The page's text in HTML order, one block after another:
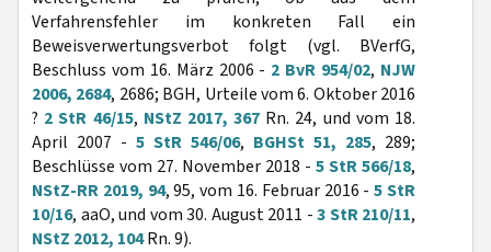
Verfahrensfehler im konkreten Fall ein
Beweisverwertungsverbot folgt (vgl. BVerfG,
Beschluss vom 16. März 2006 - 2 BvR 954/02, NJW
2006, 2684, 2686; BGH, Urteile vom 6. Oktober 2016
? 2 StR 46/15, NStZ 2017, 367 Rn. 24, und vom 18.
April 2007 - 5 StR 546/06, BGHSt 51, 285, 289;
Beschlüsse vom 27. November 2018 - 5 StR 566/18,
NStZ-RR 2019, 94, 95, vom 16. Februar 2016 -5 StR
10/16, aaO, und vom 30. August 2011 -3 StR 210/11,
NStZ 2012, 104Rn. 9).